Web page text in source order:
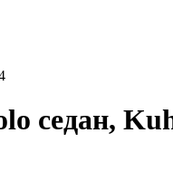
седан,